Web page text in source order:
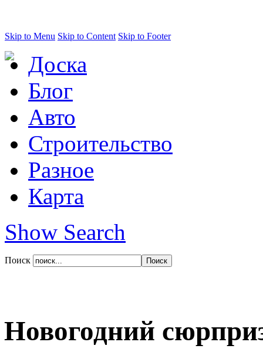
Skip to Menu Skip to Content Skip to Footer
Доска
Блог
Авто
Строительство
Разное
Карта
Show Search
Поиск
Новогодний